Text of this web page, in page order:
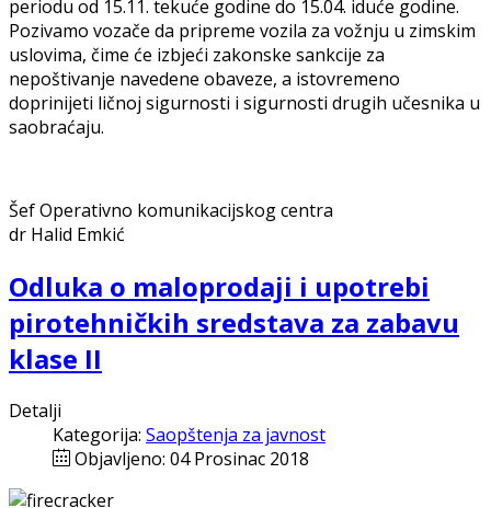
periodu od 15.11. tekuće godine do 15.04. iduće godine.
Pozivamo vozače da pripreme vozila za vožnju u zimskim
uslovima, čime će izbjeći zakonske sankcije za
nepoštivanje navedene obaveze, a istovremeno
doprinijeti ličnoj sigurnosti i sigurnosti drugih učesnika u
saobraćaju.
Šef Operativno komunikacijskog centra
dr Halid Emkić
Odluka o maloprodaji i upotrebi
pirotehničkih sredstava za zabavu
klase II
Detalji
Kategorija: Saopštenja za javnost
Objavljeno: 04 Prosinac 2018